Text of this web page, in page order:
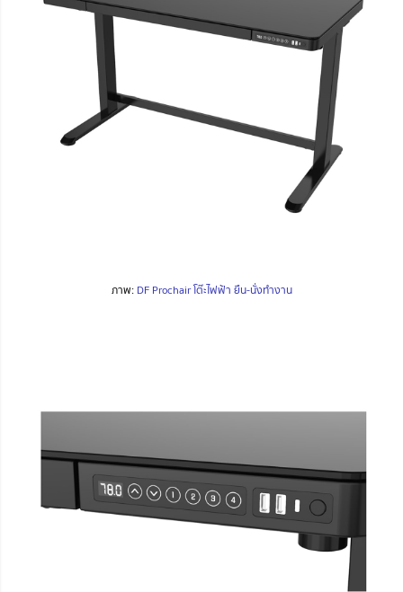
ภาพ: DF Prochair โต๊ะไฟฟ้า ยืน-นั่งทำงาน